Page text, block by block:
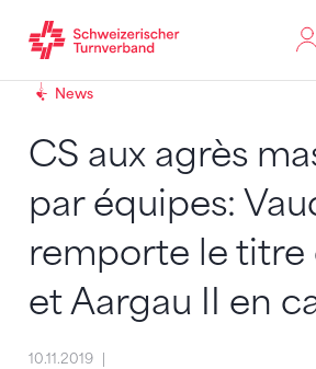
Zum Inhalt springen
Zur Sitemap navigieren
Zum Navigieren dieser Seite wird
News
CS aux agrès
par équipes:
remporte le titre
et Aargau II en
10.11.2019